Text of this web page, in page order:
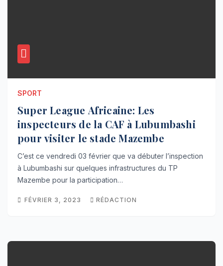
SPORT
Super League Africaine: Les
inspecteurs de la CAF à Lubumbashi
pour visiter le stade Mazembe
C’est ce vendredi 03 février que va débuter l’inspection
à Lubumbashi sur quelques infrastructures du TP
Mazembe pour la participation…
FÉVRIER 3, 2023 RÉDACTION